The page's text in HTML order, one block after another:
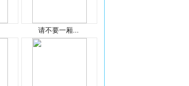
请不要一厢...